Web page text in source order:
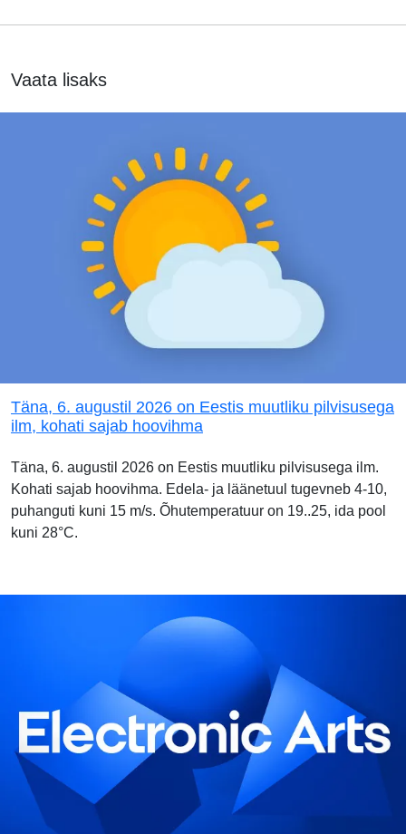
Vaata lisaks
Täna, 6. augustil 2026 on Eestis muutliku pilvisusega
ilm, kohati sajab hoovihma
Täna, 6. augustil 2026 on Eestis muutliku pilvisusega ilm.
Kohati sajab hoovihma. Edela- ja läänetuul tugevneb 4-10,
puhanguti kuni 15 m/s. Õhutemperatuur on 19..25, ida pool
kuni 28°C.